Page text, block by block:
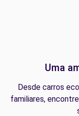
Uma
Desde carros
familiares,